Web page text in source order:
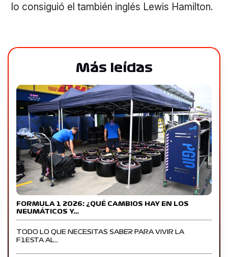
lo consiguió el también inglés Lewis Hamilton.
Más leídas
FORMULA 1 2026: ¿QUÉ CAMBIOS HAY EN LOS
NEUMÁTICOS Y…
TODO LO QUE NECESITAS SABER PARA VIVIR LA
F1ESTA AL…